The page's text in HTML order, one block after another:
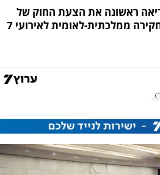
ראשונה את הצעת החוק של
הקואליציה להקמת ועדת חקירה ממלכתית-לאומית לאירועי 7